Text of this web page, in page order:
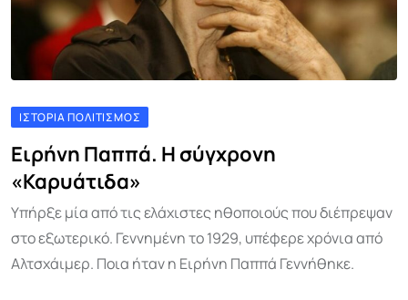
ΙΣΤΟΡΊΑ ΠΟΛΙΤΙΣΜΌΣ
Ειρήνη Παππά. Η σύγχρονη
«Καρυάτιδα»
Υπήρξε μία από τις ελάχιστες ηθοποιούς που διέπρεψαν
στο εξωτερικό. Γεννημένη το 1929, υπέφερε χρόνια από
Αλτσχάιμερ. Ποια ήταν η Ειρήνη Παππά Γεννήθηκε.